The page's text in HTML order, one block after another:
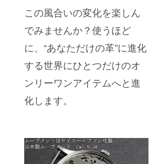
この風合いの変化を楽しん
でみませんか？使うほど
に、“あなただけの革”に進化
する世界にひとつだけのオ
ンリーワンアイテムへと進
化します。